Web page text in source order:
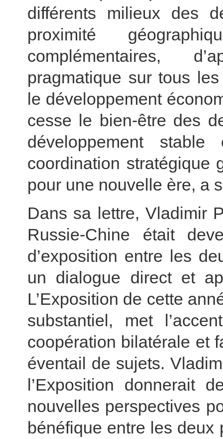
différents milieux des
proximité
complémentaires,
pragmatique sur tous
le développement
cesse le bien-être des
développement
coordination stratégique
pour une nouvelle ère, a
Dans sa lettre, Vladimir
Russie-Chine était
d’exposition entre les
un dialogue direct et
L’Exposition de cette
substantiel, met
coopération bilatérale et
éventail de sujets.
l’Exposition donnerait
nouvelles perspectives
bénéfique entre les deux